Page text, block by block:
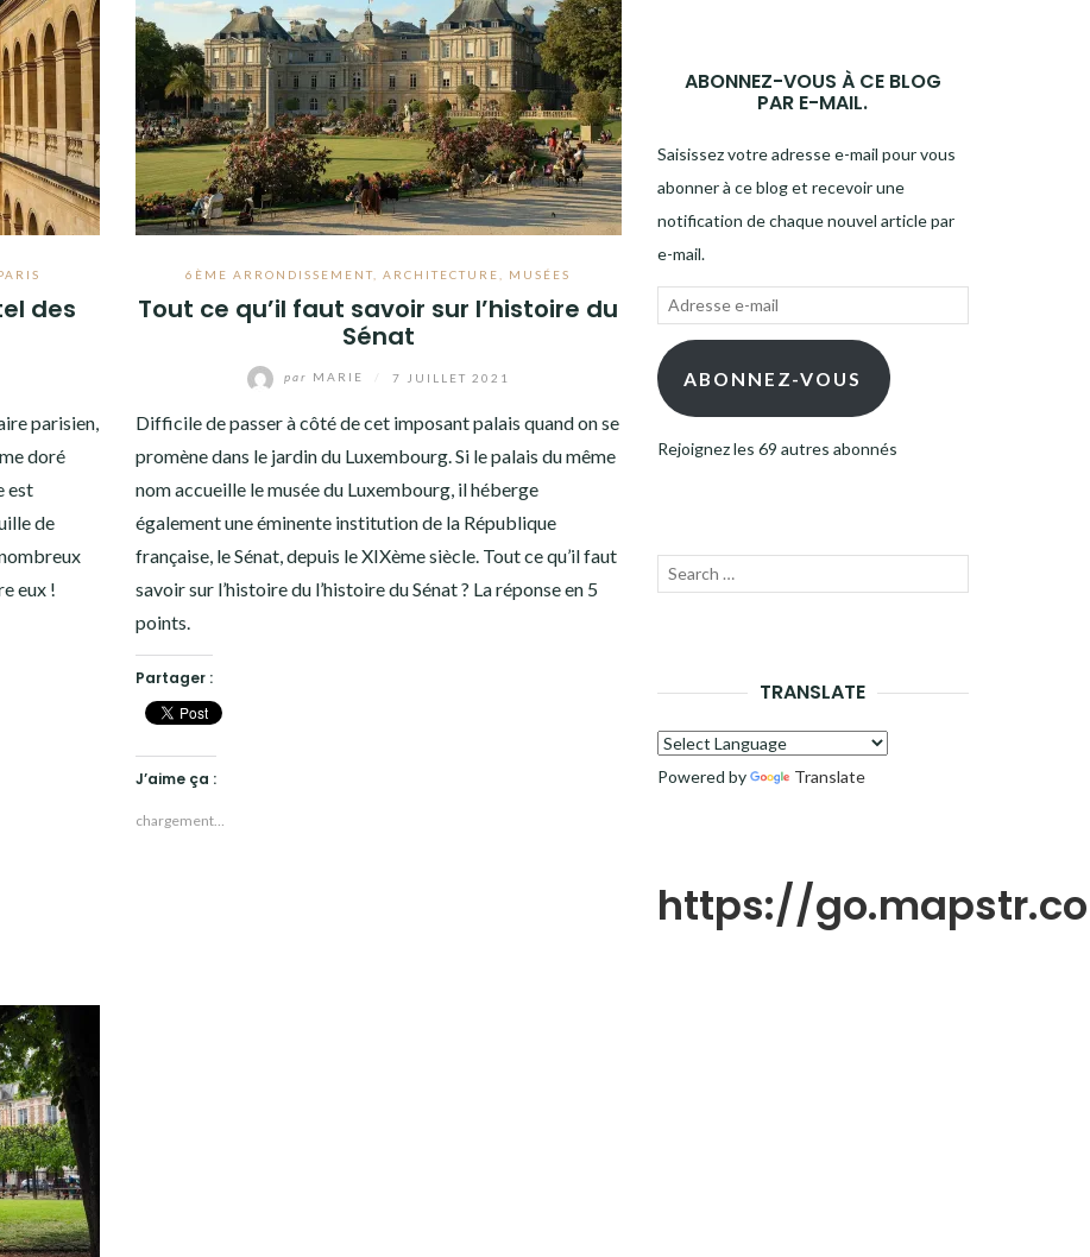
des
parisien,
doré
est
de
eux !
6ÈME ARRONDISSEMENT ,ARCHITECTURE MUSÉES
Tout ce qu’il faut savoir sur l’histoire du
Sénat
par MARIE 7 JUILLET 2021
Difficile de passer à côté de cet imposant palais quand on se
promène dans le jardin du Luxembourg. Si le palais du même
nom accueille le musée du Luxembourg, il héberge
également une éminente institution de la République
française, le Sénat, depuis le XIXème siècle. Tout ce qu’il faut
savoir sur l’histoire du l’histoire du Sénat ? La réponse en 5
points.
Partager :
J’aime ça :
chargement…
ABONNEZ-VOUS À CE BLOG
PAR E-MAIL.
Saisissez votre adresse e-mail pour vous
abonner à ce blog et recevoir une
notification de chaque nouvel article par
e-mail.
Adresse
mail ABONNEZ-VOUS
Rejoignez les 69 autres abonnés
Recherche
TRANSLATE
Powered by Translate
https://